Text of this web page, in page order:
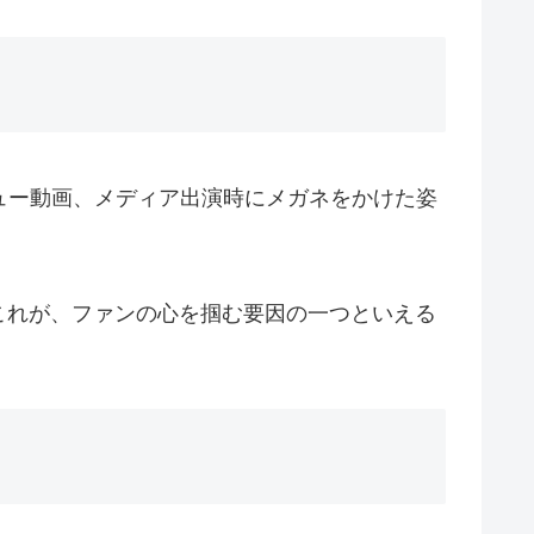
動画、メディア出演時にメガネをかけた姿
が、ファンの心を掴む要因の一つといえる